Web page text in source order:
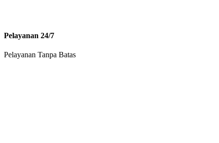
Pelayanan 24/7
Pelayanan Tanpa Batas